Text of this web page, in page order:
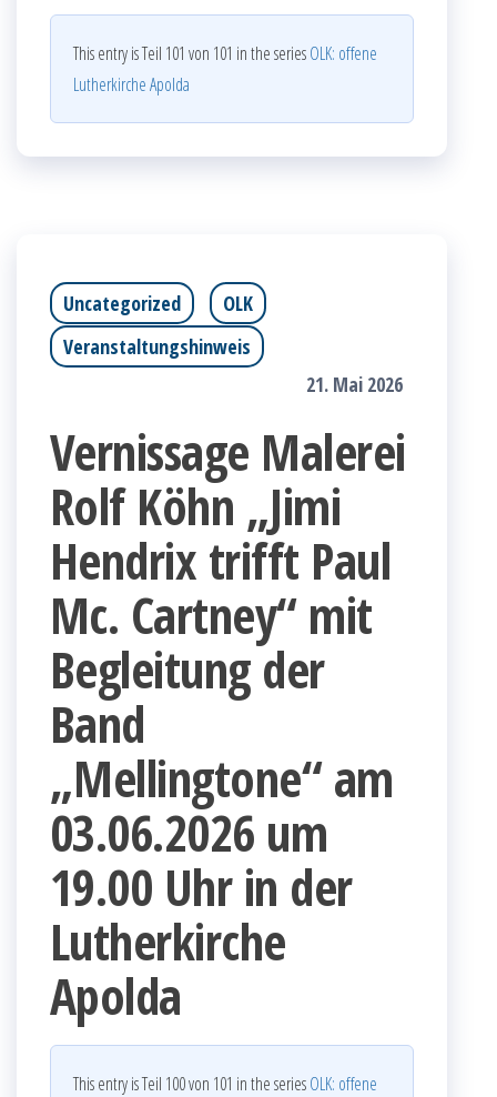
This entry is Teil 101 von 101 in the seriesOLK: offene
Lutherkirche Apolda
Uncategorized
OLK
Veranstaltungshinweis
21. Mai 2026
Vernissage Malerei
Rolf Köhn „Jimi
Hendrix trifft Paul
Mc. Cartney“ mit
Begleitung der
Band
„Mellingtone“ am
03.06.2026 um
19.00 Uhr in der
Lutherkirche
Apolda
This entry is Teil 100 von 101 in the seriesOLK: offene